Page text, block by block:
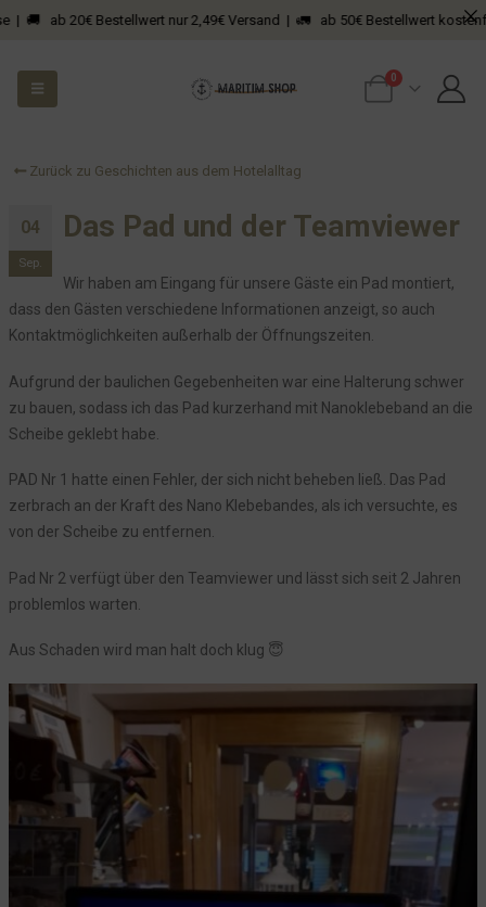
20€ Bestellwert nur 2,49€ Versand | 🚛 ab 50€ Bestellwert kostenfreier
0
Zurück zu Geschichten aus dem Hotelalltag
04
Sep.
Das Pad und der Teamviewer
Wir haben am Eingang für unsere Gäste ein Pad montiert,
dass den Gästen verschiedene Informationen anzeigt, so auch
Kontaktmöglichkeiten außerhalb der Öffnungszeiten.
Aufgrund der baulichen Gegebenheiten war eine Halterung schwer
zu bauen, sodass ich das Pad kurzerhand mit Nanoklebeband an die
Scheibe geklebt habe.
PAD Nr 1 hatte einen Fehler, der sich nicht beheben ließ. Das Pad
zerbrach an der Kraft des Nano Klebebandes, als ich versuchte, es
von der Scheibe zu entfernen.
Pad Nr 2 verfügt über den Teamviewer und lässt sich seit 2 Jahren
problemlos warten.
Aus Schaden wird man halt doch klug 😇